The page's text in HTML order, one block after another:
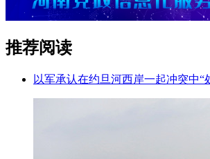
推荐阅读
以军承认在约旦河西岸一起冲突中“